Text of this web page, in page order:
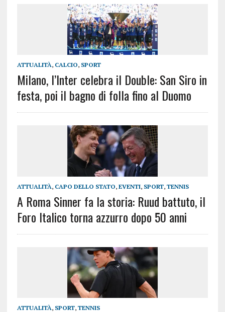
ATTUALITÀ, CALCIO, SPORT
Milano, l’Inter celebra il Double: San Siro in
festa, poi il bagno di folla fino al Duomo
ATTUALITÀ, CAPO DELLO STATO, EVENTI, SPORT, TENNIS
A Roma Sinner fa la storia: Ruud battuto, il
Foro Italico torna azzurro dopo 50 anni
ATTUALITÀ, SPORT, TENNIS